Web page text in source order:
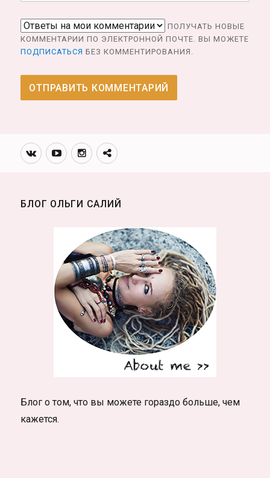
ПОЛУЧАТЬ НОВЫЕ
КОММЕНТАРИИ ПО ЭЛЕКТРОННОЙ ПОЧТЕ. ВЫ МОЖЕТЕ
ПОДПИСАТЬСЯ БЕЗ КОММЕНТИРОВАНИЯ.
Вконтакте
YoutubeИнстаграмм
Телеграм
БЛОГ ОЛЬГИ САЛИЙ
Блог о том, что вы можете гораздо больше, чем
кажется.